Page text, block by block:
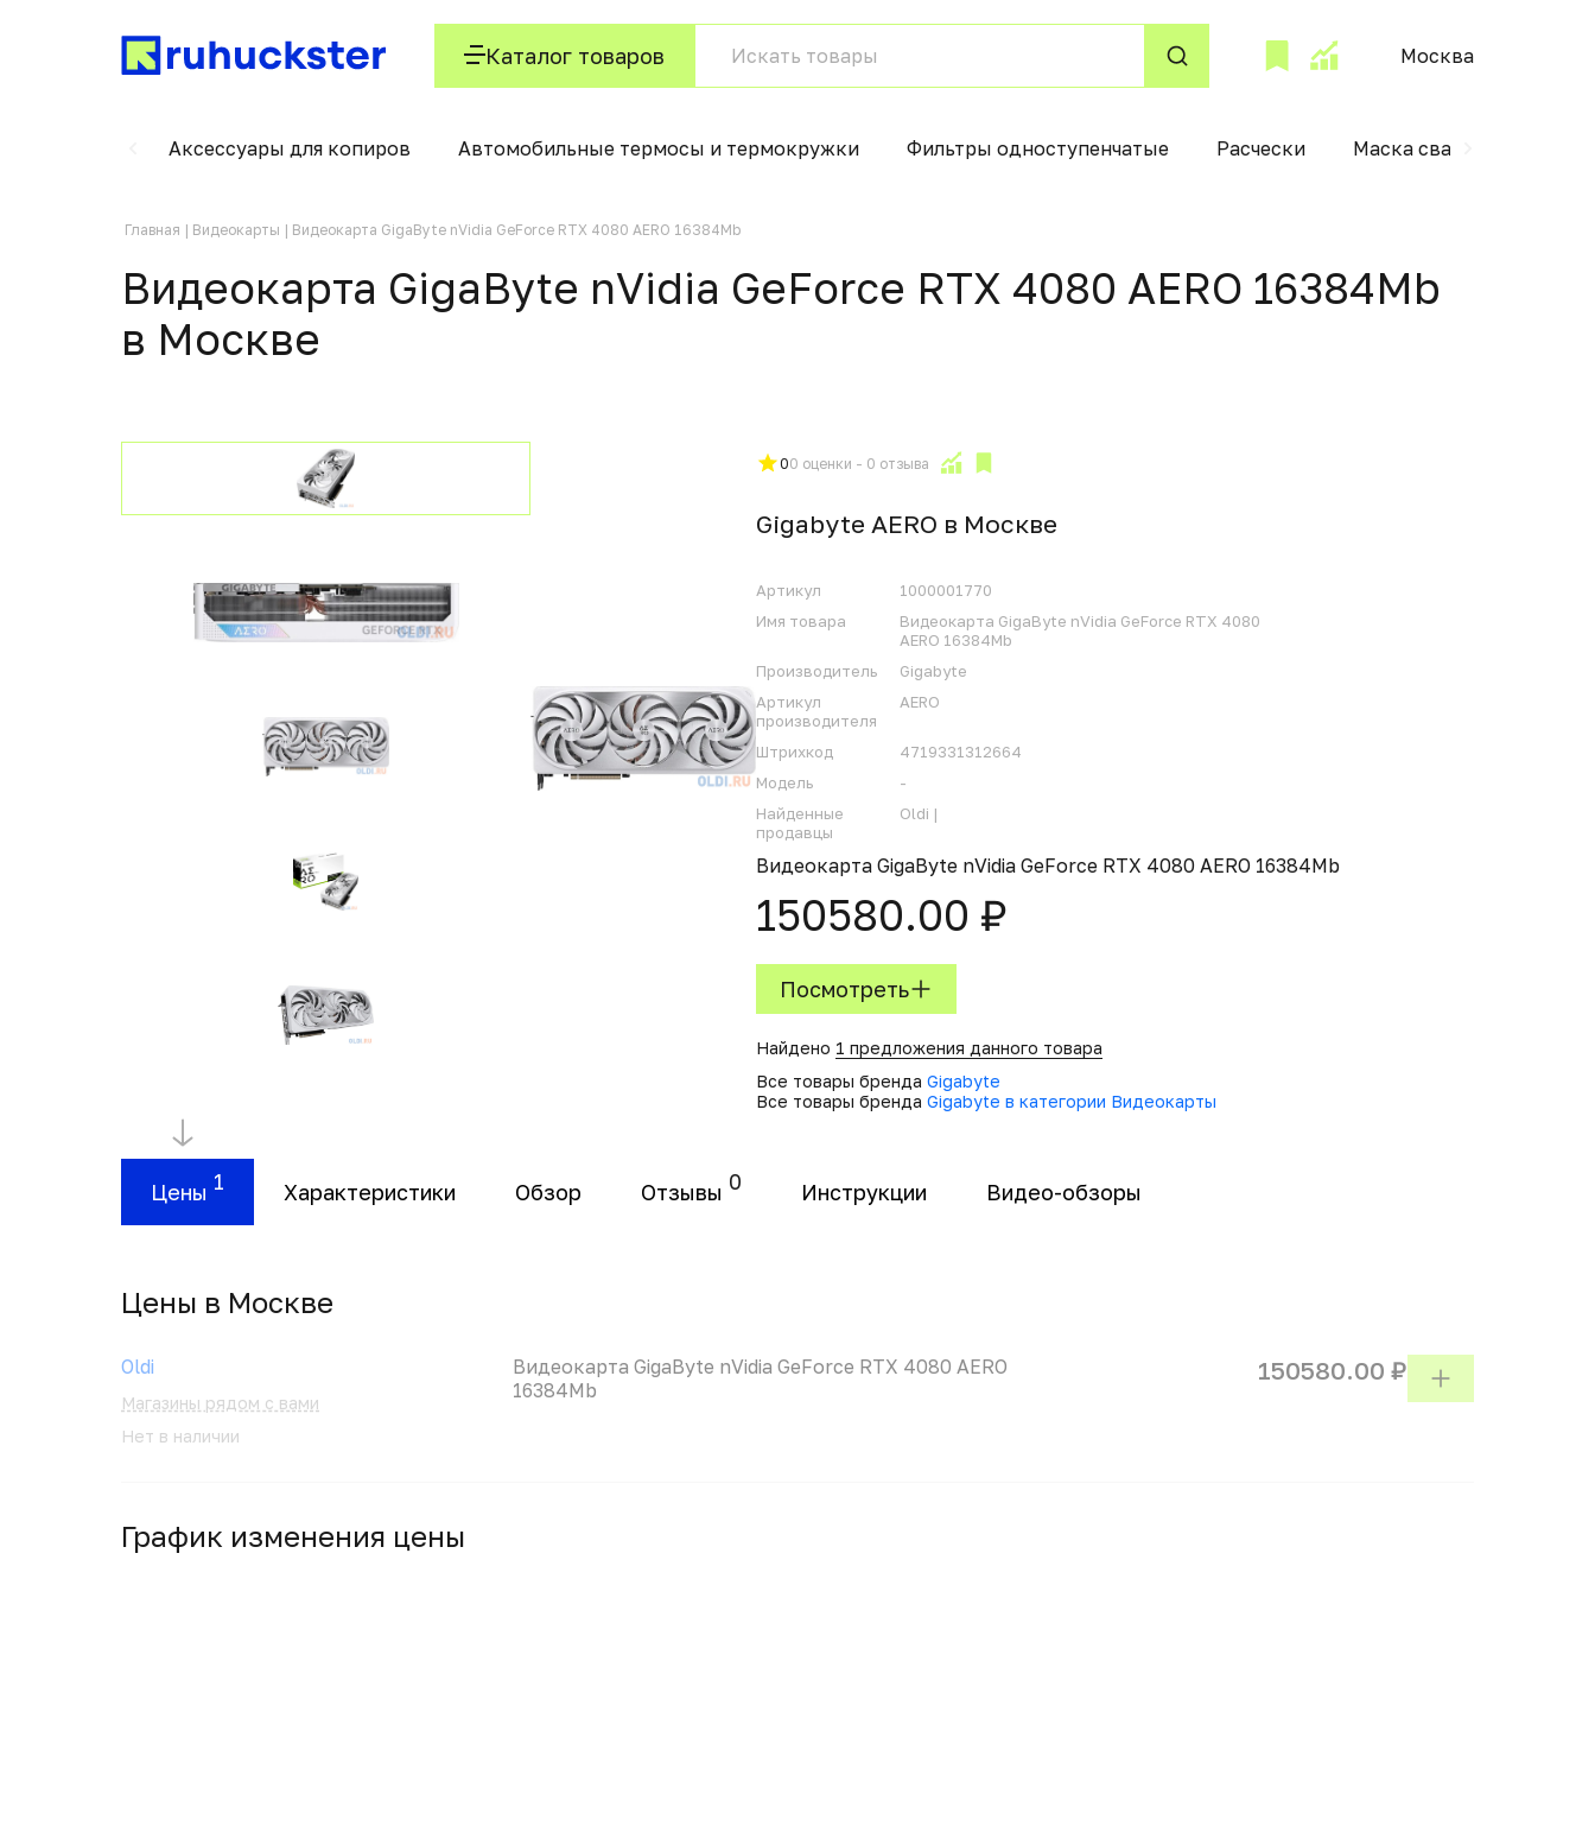
Каталог товаров Москва
Аксессуары для копиров Автомобильные термосы и термокружки Фильтры одноступенчатые Расчески Маска сварщика
Главная Видеокарты Видеокарта GigaByte nVidia GeForce RTX 4080 AERO 16384Mb
Видеокарта GigaByte nVidia GeForce RTX 4080 AERO 16384Mb
в Москвe
00 оценки - 0 отзыва
Gigabyte AERO в Москвe
Артикул
1000001770
Имя товара
Видеокарта GigaByte nVidia GeForce RTX 4080
AERO 16384Mb
Производитель
Gigabyte
Артикул
производителя
AERO
Штрихкод
4719331312664
Модель
-
Найденные
продавцы
Oldi |
Видеокарта GigaByte nVidia GeForce RTX 4080 AERO 16384Mb
150580.00 ₽
Посмотреть
Найдено 1 предложения данного товара
Все товары бренда Gigabyte
Все товары бренда Gigabyte в категории Видеокарты
Цены 1 Характеристики Обзор Отзывы 0 Инструкции Видео-обзоры
Цены в Москвe
Oldi
Магазины рядом с вами
Нет в наличии
Видеокарта GigaByte nVidia GeForce RTX 4080 AERO
16384Mb
150580.00 ₽
График изменения цены